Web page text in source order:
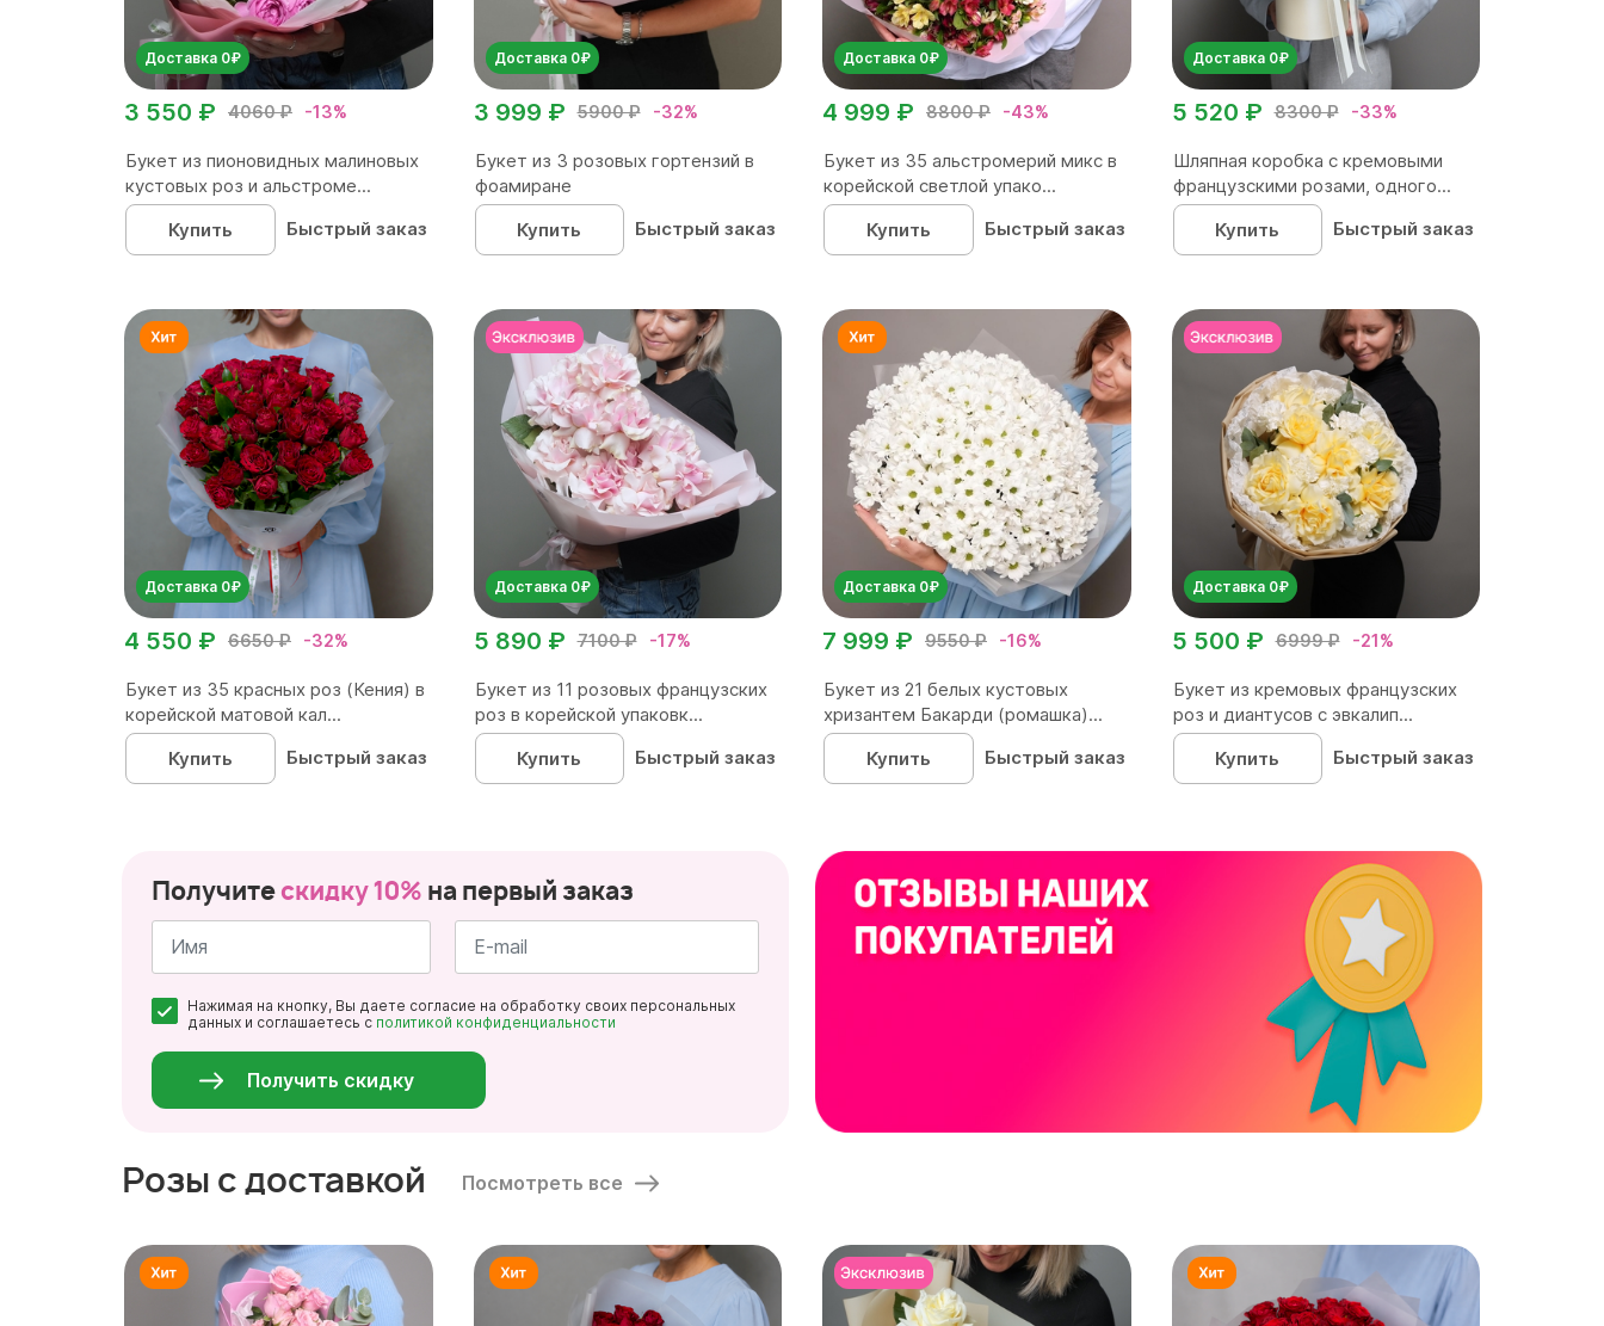
Доставка 0₽
4060 ₽ -13%
3 550 ₽
Букет из пионовидных малиновых
кустовых роз и альстроме...
Купить
Быстрый заказ
Доставка 0₽
5900 ₽ -32%
3 999 ₽
Букет из 3 розовых гортензий в
фоамиране
Купить
Быстрый заказ
Доставка 0₽
8800 ₽ -43%
4 999 ₽
Букет из 35 альстромерий микс в
корейской светлой упако...
Купить
Быстрый заказ
Доставка 0₽
8300 ₽ -33%
5 520 ₽
Шляпная коробка с кремовыми
французскими розами, одного...
Купить
Быстрый заказ
Доставка 0₽
6650 ₽ -32%
4 550 ₽
Букет из 35 красных роз (Кения) в
корейской матовой кал...
Купить
Быстрый заказ
Доставка 0₽
7100 ₽ -17%
5 890 ₽
Букет из 11 розовых французских
роз в корейской упаковк...
Купить
Быстрый заказ
Доставка 0₽
9550 ₽ -16%
7 999 ₽
Букет из 21 белых кустовых
хризантем Бакарди (ромашка)...
Купить
Быстрый заказ
Доставка 0₽
6999 ₽ -21%
5 500 ₽
Букет из кремовых французских
роз и диантусов с эвкалип...
Купить
Быстрый заказ
Получитескидку 10% на первый заказ
*
*
Нажимая на кнопку, Вы даете согласие на обработку своих персональных
данных и соглашаетесь с политикой конфиденциальности
данные
Получить скидку
Розы с доставкой Посмотреть все